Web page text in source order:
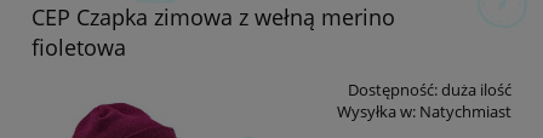
CEP Czapka zimowa z wełną merino
fioletowa
Dostępność:duża ilość
Wysyłka w: Natychmiast